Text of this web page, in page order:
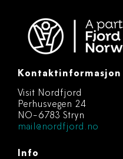
Kontaktinformasjon
Visit Nordfjord
Perhusvegen 24
NO-6783 Stryn
mail@nordfjord.no
Info